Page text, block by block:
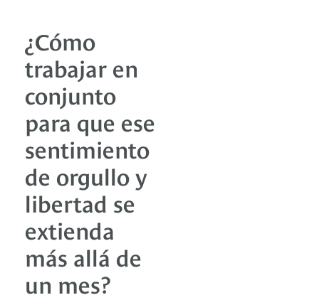
¿Cómo
trabajar en
conjunto
para que ese
sentimiento
de orgullo y
libertad se
extienda
más allá de
un mes?